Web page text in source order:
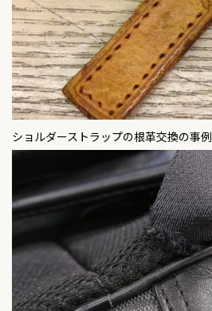
ショルダーストラップの根革交換の事例